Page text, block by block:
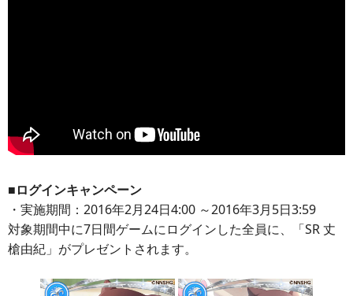
■ログインキャンペーン
・実施期間：2016年2月24日4:00 ～2016年3月5日3:59
対象期間中に7日間ゲームにログインした全員に、「SR 丈
槍由紀」がプレゼントされます。